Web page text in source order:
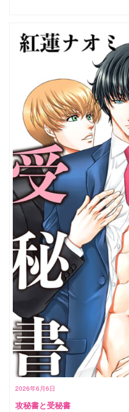
2026年6月6日
攻秘書と受秘書